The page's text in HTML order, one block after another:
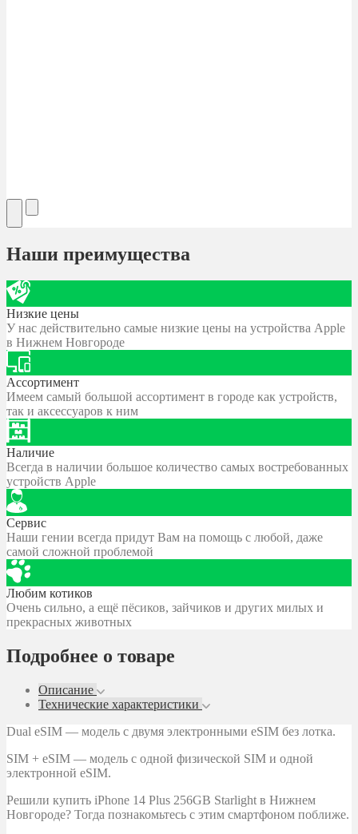
Наши преимущества
Низкие цены
У нас действительно самые низкие цены на устройства Apple
в Нижнем Новгороде
Ассортимент
Имеем самый большой ассортимент в городе как устройств,
так и аксессуаров к ним
Наличие
Всегда в наличии большое количество самых востребованных
устройств Apple
Сервис
Наши гении всегда придут Вам на помощь с любой, даже
самой сложной проблемой
Любим котиков
Очень сильно, а ещё пёсиков, зайчиков и других милых и
прекрасных животных
Подробнее о товаре
Описание
Технические характеристики
Dual eSIM — модель с двумя электронными eSIM без лотка.
SIM + eSIM — модель с одной физической SIM и одной
электронной eSIM.
Решили купить iPhone 14 Plus 256GB Starlight в Нижнем
Новгороде? Тогда познакомьтесь с этим смартфоном поближе.